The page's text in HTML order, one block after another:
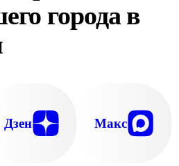
города в
Дзен Макс